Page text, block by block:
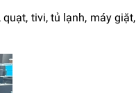
tivi, tủ lạnh, máy giặt,